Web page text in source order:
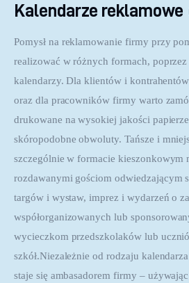
Kalendarze reklamowe
Pomysł na reklamowanie firmy przy
realizować w różnych formach,
kalendarzy. Dla klientów i
oraz dla pracowników firmy warto
drukowane na wysokiej jakości
skóropodobne obwoluty. Tańsze i
szczególnie w formacie kieszonkowym
rozdawanymi gościom odwiedzającym
targów i wystaw, imprez i wydarzeń o
współorganizowanych lub
wycieczkom przedszkolaków lub
szkół.Niezależnie od rodzaju
staje się ambasadorem firmy –